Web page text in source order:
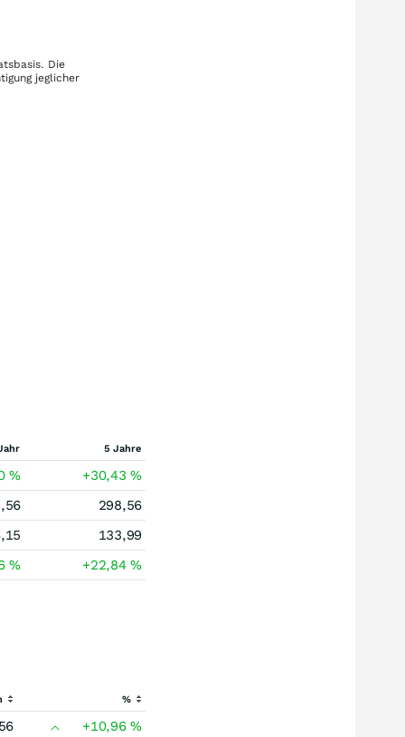
Die
jeglicher
5 Jahre
% +30,43%
298,56
133,99
% +22,84%
%
+10,96%